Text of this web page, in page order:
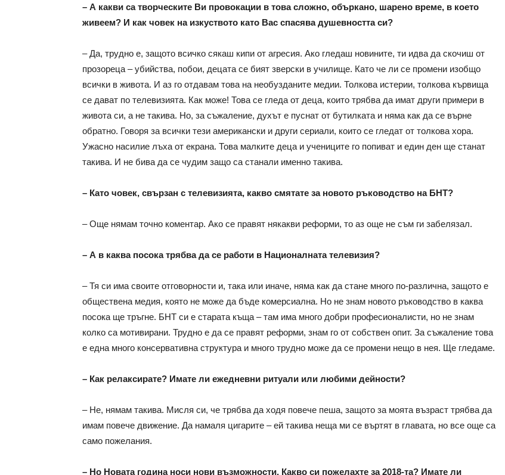
– А какви са творческите Ви провокации в това сложно, объркано, шарено време, в което
живеем? И как човек на изкуството като Вас спасява душевността си?
– Да, трудно е, защото всичко сякаш кипи от агресия. Ако гледаш новините, ти идва да скочиш от
прозореца – убийства, побои, децата се бият зверски в училище. Като че ли се промени изобщо
всички в живота. И аз го отдавам това на необузданите медии. Толкова истерии, толкова кървища
се дават по телевизията. Как може! Това се гледа от деца, които трябва да имат други примери в
живота си, а не такива. Но, за съжаление, духът е пуснат от бутилката и няма как да се върне
обратно. Говоря за всички тези американски и други сериали, които се гледат от толкова хора.
Ужасно насилие лъха от екрана. Това малките деца и учениците го попиват и един ден ще станат
такива. И не бива да се чудим защо са станали именно такива.
– Като човек, свързан с телевизията, какво смятате за новото ръководство на БНТ?
– Още нямам точно коментар. Ако се правят някакви реформи, то аз още не съм ги забелязал.
– А в каква посока трябва да се работи в Националната телевизия?
– Тя си има своите отговорности и, така или иначе, няма как да стане много по-различна, защото е
обществена медия, която не може да бъде комерсиална. Но не знам новото ръководство в каква
посока ще тръгне. БНТ си е старата къща – там има много добри професионалисти, но не знам
колко са мотивирани. Трудно е да се правят реформи, знам го от собствен опит. За съжаление това
е една много консервативна структура и много трудно може да се промени нещо в нея. Ще гледаме.
– Как релаксирате? Имате ли ежедневни ритуали или любими дейности?
– Не, нямам такива. Мисля си, че трябва да ходя повече пеша, защото за моята възраст трябва да
имам повече движение. Да намаля цигарите – ей такива неща ми се въртят в главата, но все още са
само пожелания.
– Но Новата година носи нови възможности. Какво си пожелахте за 2018-та? Имате ли